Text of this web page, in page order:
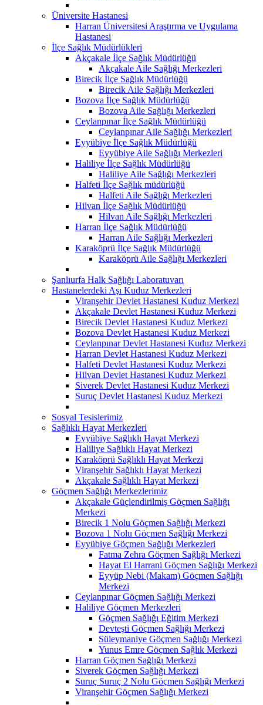
Üniversite Hastanesi
Harran Üniversitesi Araştırma ve Uygulama
Hastanesi
İlçe Sağlık Müdürlükleri
Akçakale İlçe Sağlık Müdürlüğü
Akçakale Aile Sağlığı Merkezleri
Birecik İlçe Sağlık Müdürlüğü
Birecik Aile Sağlığı Merkezleri
Bozova İlçe Sağlık Müdürlüğü
Bozova Aile Sağlığı Merkezleri
Ceylanpınar İlçe Sağlık Müdürlüğü
Ceylanpınar Aile Sağlığı Merkezleri
Eyyübiye İlçe Sağlık Müdürlüğü
Eyyübiye Aile Sağlığı Merkezleri
Haliliye İlçe Sağlık Müdürlüğü
Haliliye Aile Sağlığı Merkezleri
Halfeti İlçe Sağlık müdürlüğü
Halfeti Aile Sağlığı Merkezleri
Hilvan İlçe Sağlık Müdürlüğü
Hilvan Aile Sağlığı Merkezleri
Harran İlçe Sağlık Müdürlüğü
Harran Aile Sağlığı Merkezleri
Karaköprü İlçe Sağlık Müdürlüğü
Karaköprü Aile Sağlığı Merkezleri
Şanlıurfa Halk Sağlığı Laboratuvarı
Hastanelerdeki Aşı Kuduz Merkezleri
Viranşehir Devlet Hastanesi Kuduz Merkezi
Akçakale Devlet Hastanesi Kuduz Merkezi
Birecik Devlet Hastanesi Kuduz Merkezi
Bozova Devlet Hastanesi Kuduz Merkezi
Ceylanpınar Devlet Hastanesi Kuduz Merkezi
Harran Devlet Hastanesi Kuduz Merkezi
Halfeti Devlet Hastanesi Kuduz Merkezi
Hilvan Devlet Hastanesi Kuduz Merkezi
Siverek Devlet Hastanesi Kuduz Merkezi
Suruç Devlet Hastanesi Kuduz Merkezi
Sosyal Tesislerimiz
Sağlıklı Hayat Merkezleri
Eyyübiye Sağlıklı Hayat Merkezi
Haliliye Sağlıklı Hayat Merkezi
Karaköprü Sağlıklı Hayat Merkezi
Viranşehir Sağlıklı Hayat Merkezi
Akçakale Sağlıklı Hayat Merkezi
Göçmen Sağlığı Merkezlerimiz
Akçakale Güçlendirilmiş Göçmen Sağlığı
Merkezi
Birecik 1 Nolu Göçmen Sağlığı Merkezi
Bozova 1 Nolu Göçmen Sağlığı Merkezi
Eyyübiye Göçmen Sağlığı Merkezleri
Fatma Zehra Göçmen Sağlığı Merkezi
Hayat El Harrani Göçmen Sağlığı Merkezi
Eyyüp Nebi (Makam) Göçmen Sağlığı
Merkezi
Ceylanpınar Göçmen Sağlığı Merkezi
Haliliye Göçmen Merkezleri
Göçmen Sağlığı Eğitim Merkezi
Devteşti Göçmen Sağlığı Merkezi
Süleymaniye Göçmen Sağlığı Merkezi
Yunus Emre Göçmen Sağlık Merkezi
Harran Göçmen Sağlığı Merkezi
Siverek Göçmen Sağlığı Merkezi
Suruç Suruç 2 Nolu Göçmen Sağlığı Merkezi
Viranşehir Göçmen Sağlığı Merkezi